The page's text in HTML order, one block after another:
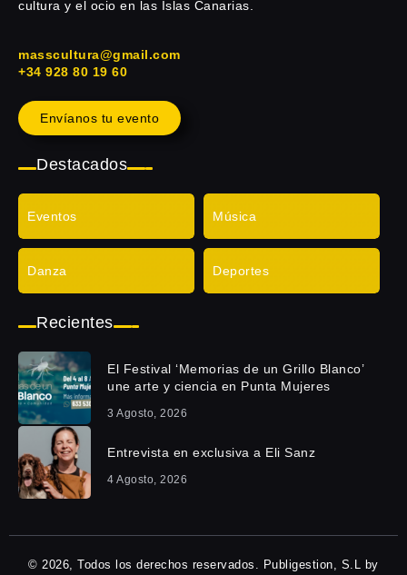
cultura y el ocio en las Islas Canarias.
masscultura@gmail.com
+34 928 80 19 60
Envíanos tu evento
Destacados
Eventos Música
Danza Deportes
Recientes
El Festival ‘Memorias de un Grillo Blanco’
une arte y ciencia en Punta Mujeres
3 Agosto, 2026
Entrevista en exclusiva a Eli Sanz
4 Agosto, 2026
© 2026, Todos los derechos reservados. Publigestion, S.L by